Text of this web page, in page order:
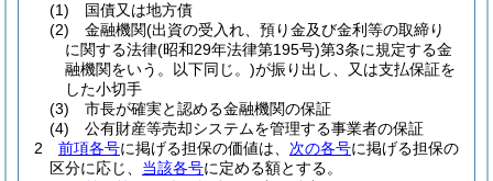
(1)
国債又は地方債
(2)
金融機関(出資の受入れ、預り金及び金利等の取締り
に関する法律(昭和29年法律第195号)第3条に規定する金
融機関をいう。以下同じ。)が振り出し、又は支払保証を
した小切手
(3)
市長が確実と認める金融機関の保証
(4)
公有財産等売却システムを管理する事業者の保証
2
前項各号に掲げる担保の価値は、 次の各号に掲げる担保の
区分に応じ、 当該各号に定める額とする。